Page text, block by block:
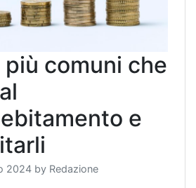
più comuni che
e
2024 by Redazione